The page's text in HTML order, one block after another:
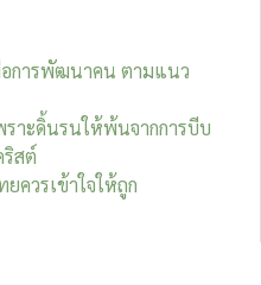
การพัฒนาคน ตามแนว
ราะดิ้นรนให้พ้นจากการบีบ
สต์
ยควรเข้าใจให้ถูก